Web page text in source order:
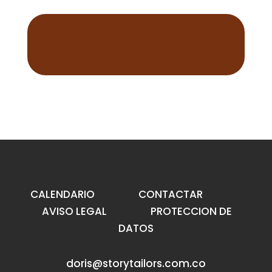
CALENDARIO
CONTACTAR
AVISO LEGAL
PROTECCION DE
DATOS
doris@storytailors.com.co